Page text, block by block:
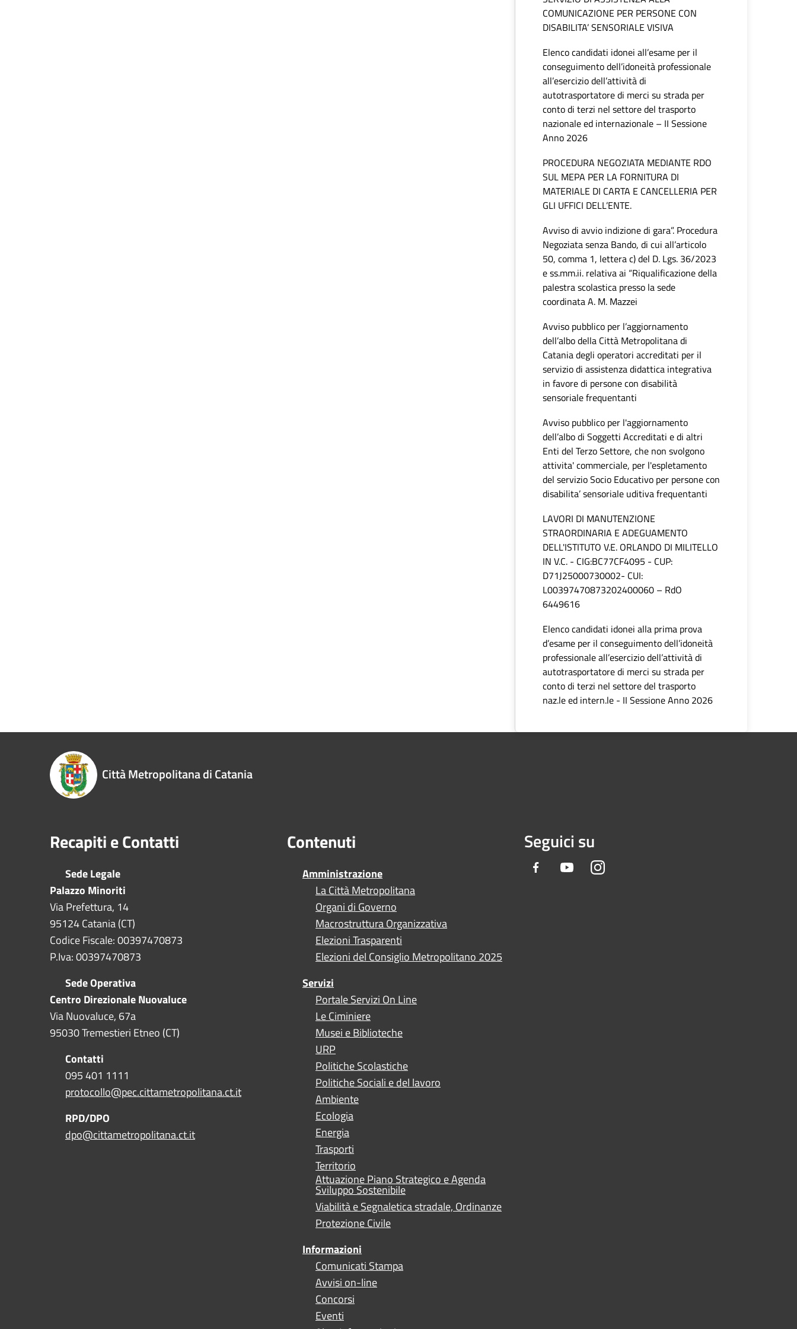
COMUNICAZIONE PER PERSONE CON
DISABILITA’ SENSORIALE VISIVA
Elenco candidati idonei all’esame per il
conseguimento dell’idoneità professionale
all’esercizio dell’attività di
autotrasportatore di merci su strada per
conto di terzi nel settore del trasporto
nazionale ed internazionale – II Sessione
Anno 2026
PROCEDURA NEGOZIATA MEDIANTE RDO
SUL MEPA PER LA FORNITURA DI
MATERIALE DI CARTA E CANCELLERIA PER
GLI UFFICI DELL’ENTE.
Avviso di avvio indizione di gara”. Procedura
Negoziata senza Bando, di cui all’articolo
50, comma 1, lettera c) del D. Lgs. 36/2023
e ss.mm.ii. relativa ai “Riqualificazione della
palestra scolastica presso la sede
coordinata A. M. Mazzei
Avviso pubblico per l’aggiornamento
dell’albo della Città Metropolitana di
Catania degli operatori accreditati per il
servizio di assistenza didattica integrativa
in favore di persone con disabilità
sensoriale frequentanti
Avviso pubblico per l'aggiornamento
dell’albo di Soggetti Accreditati e di altri
Enti del Terzo Settore, che non svolgono
attivita' commerciale, per l'espletamento
del servizio Socio Educativo per persone con
disabilita’ sensoriale uditiva frequentanti
LAVORI DI MANUTENZIONE
STRAORDINARIA E ADEGUAMENTO
DELL'ISTITUTO V.E. ORLANDO DI MILITELLO
IN V.C. - CIG:BC77CF4095 - CUP:
D71J25000730002- CUI:
L00397470873202400060 – RdO
6449616
Elenco candidati idonei alla prima prova
d’esame per il conseguimento dell’idoneità
professionale all’esercizio dell’attività di
autotrasportatore di merci su strada per
conto di terzi nel settore del trasporto
naz.le ed intern.le - II Sessione Anno 2026
Città Metropolitana di Catania
Recapiti e Contatti
Sede Legale
Palazzo Minoriti
Via Prefettura, 14
95124 Catania (CT)
Codice Fiscale: 00397470873
P.Iva: 00397470873
Sede Operativa
Centro Direzionale Nuovaluce
Via Nuovaluce, 67a
95030 Tremestieri Etneo (CT)
Contatti
095 401 1111
protocollo@pec.cittametropolitana.ct.it
RPD/DPO
dpo@cittametropolitana.ct.it
Contenuti
Amministrazione
La Città Metropolitana
Organi di Governo
Macrostruttura Organizzativa
Elezioni Trasparenti
Elezioni del Consiglio Metropolitano 2025
Servizi
Portale Servizi On Line
Le Ciminiere
Musei e Biblioteche
URP
Politiche Scolastiche
Politiche Sociali e del lavoro
Ambiente
Ecologia
Energia
Trasporti
Territorio
Attuazione Piano Strategico e Agenda
Sviluppo Sostenibile
Viabilità e Segnaletica stradale, Ordinanze
Protezione Civile
Informazioni
Comunicati Stampa
Avvisi on-line
Concorsi
Eventi
Seguici su
Facebook YoutubeInstagram